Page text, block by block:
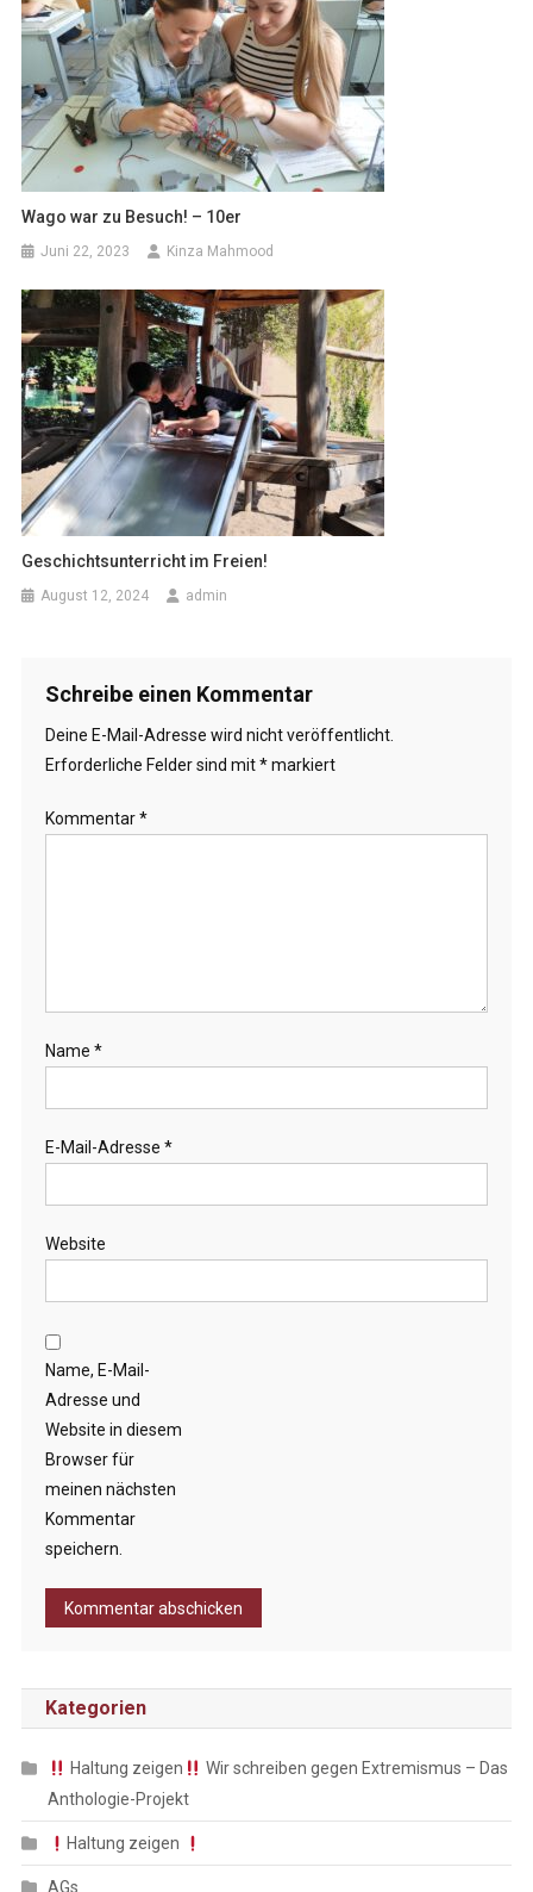
Wago war zu Besuch! – 10er
Juni 22, 2023 Kinza Mahmood
Geschichtsunterricht im Freien!
August 12, 2024 admin
Schreibe einen Kommentar
Deine E-Mail-Adresse wird nicht veröffentlicht.
Erforderliche Felder sind mit*markiert
Kommentar*
Name *
E-Mail-Adresse *
Website
Name, E-Mail-
Adresse und
Website in diesem
Browser für
meinen nächsten
Kommentar
speichern.
Kategorien
Haltung zeigen
Wir schreiben gegen Extremismus – Das
Anthologie-Projekt
Haltung zeigen
AGs